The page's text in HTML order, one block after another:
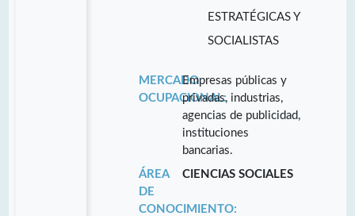
ESTRATÉGICAS Y
SOCIALISTAS
MERCADO
OCUPACIONAL:
Empresas públicas y
privadas, industrias,
agencias de publicidad,
instituciones
bancarias.
ÁREA
DE
CONOCIMIENTO:
CIENCIAS SOCIALES